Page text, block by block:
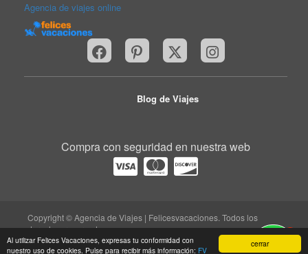
cerrar
Al utilizar Felices Vacaciones, expresas tu conformidad con
nuestro uso de cookies. Pulse para recibir más información: FV
Agencia de viajes online
Blog de Viajes
Compra con seguridad en nuestra web
Copyright © Agencia de Viajes | Felicesvacaciones. Todos los
derechos reservados.
trabaja con nosotros|quiénes somos| Aviso legal
|
1